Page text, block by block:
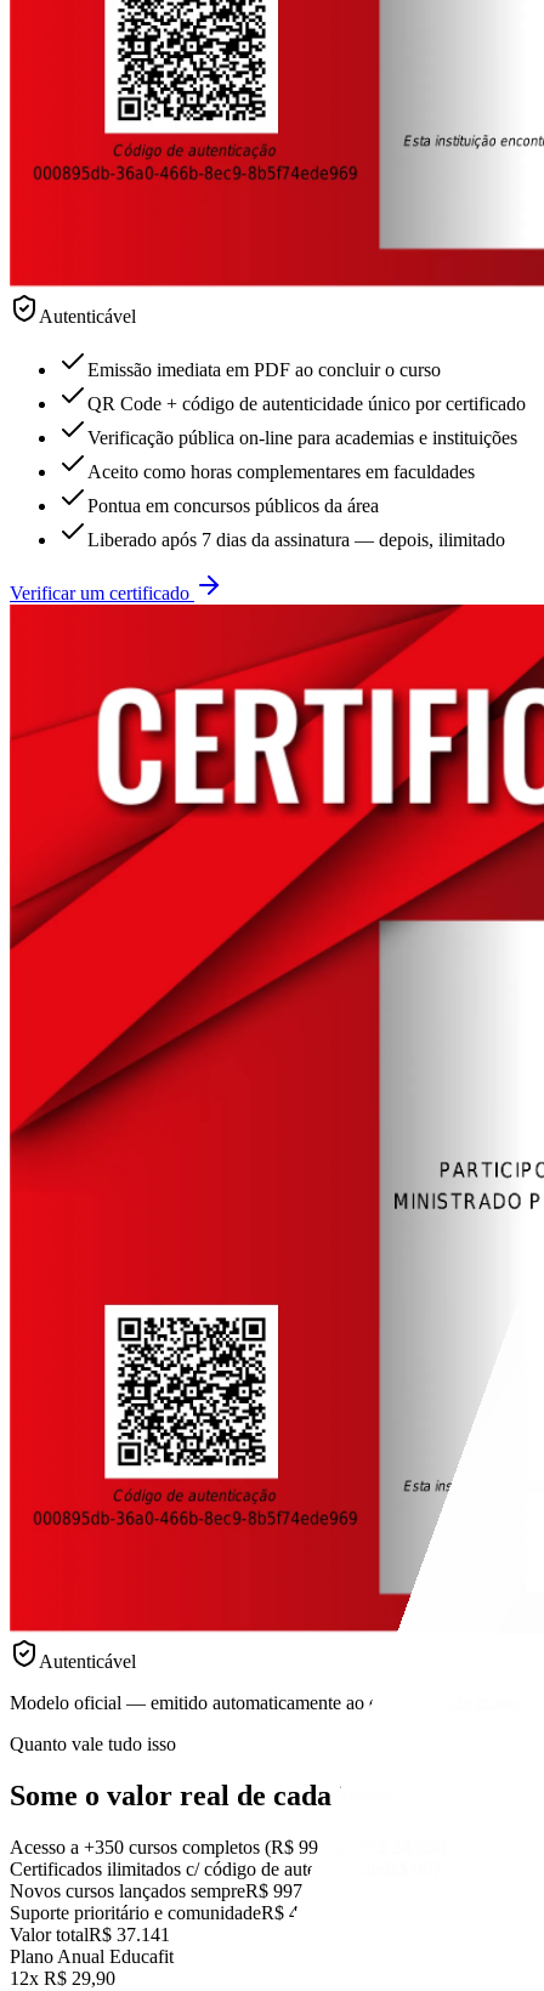
Autenticável
Emissão imediata em PDF ao concluir o curso
QR Code + código de autenticidade único por certificado
Verificação pública on-line para academias e instituições
Aceito como horas complementares em faculdades
Pontua em concursos públicos da área
Liberado após 7 dias da assinatura — depois, ilimitado
Verificar um certificado
Autenticável
Modelo oficial — emitido automaticamente ao concluir cada curso.
Quanto vale tudo isso
Some o valor real de cada item.
Acesso a +350 cursos completos (R$ 99 cada)
Certificados ilimitados c/ código de autenticidade
Novos cursos lançados sempreR$ 997
Suporte prioritário e comunidadeR$ 497
Valor totalR$ 37.141
Plano Anual Educafit
12x R$ 29,90